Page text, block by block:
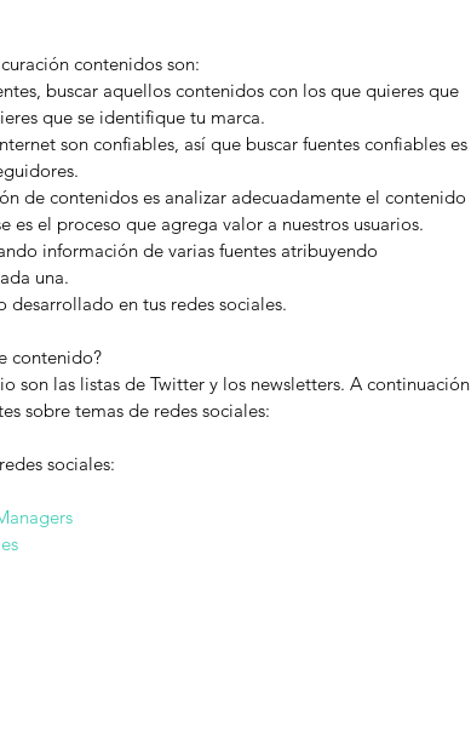
contenidos son:
buscar aquellos contenidos con los que quieres que
que se identifique tu marca.
son confiables, así que buscar fuentes confiables es
de contenidos es analizar adecuadamente el contenido
es el proceso que agrega valor a nuestros usuarios.
información de varias fuentes atribuyendo
una.
en tus redes sociales.
contenido?
son las listas de Twitter y los newsletters. A continuación
sobre temas de redes sociales:
sociales: